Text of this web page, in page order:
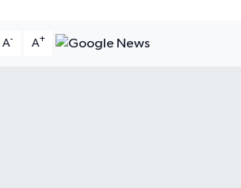
A- A+